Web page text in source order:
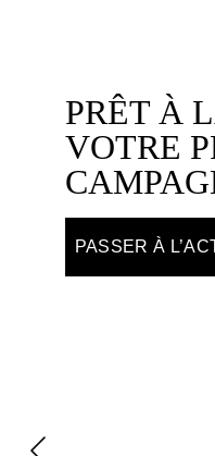
PRÊT À
VOTRE
PASSER À